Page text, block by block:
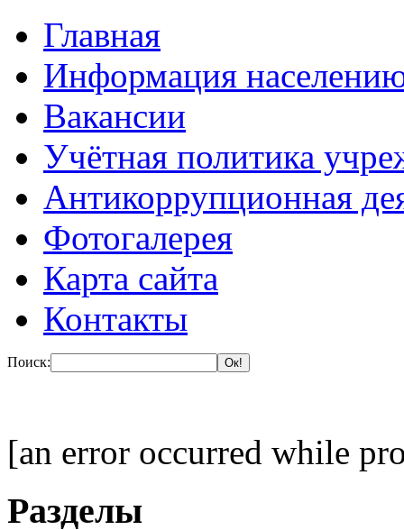
Главная
Информация
Вакансии
Учётная политика
Антикоррупционная
Фотогалерея
Карта сайта
Контакты
Поиск:
[an error occurred while
Разделы